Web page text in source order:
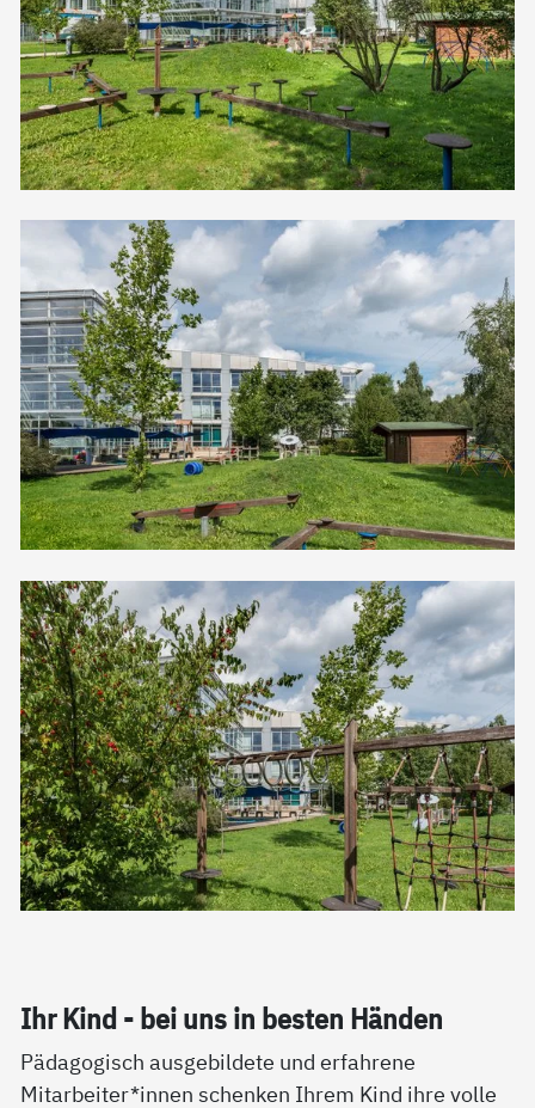
Ihr Kind - bei uns in bes­ten Hän­den
Pädagogisch ausgebildete und erfahrene
Mitarbeiter*innen schenken Ihrem Kind ihre volle